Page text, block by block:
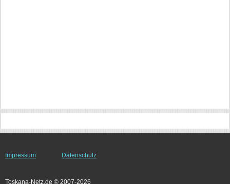
Impressum Datenschutz
Toskana-Netz.de © 2007-2026